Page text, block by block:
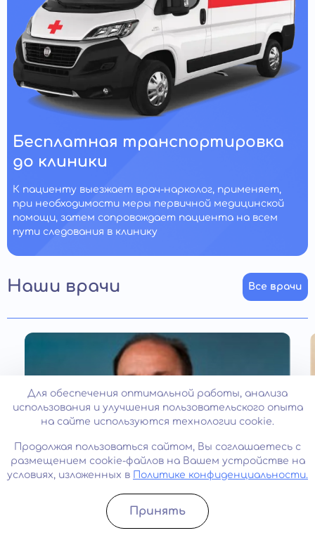
Бесплатная транспортировка
до клиники
К пациенту выезжает врач-нарколог, применяет,
при необходимости меры первичной медицинской
помощи, затем сопровождает пациента на всем
пути следования в клинику
Наши врачи Все врачи
Гладышев Виталий Николаевич
Записатьcя
Для обеспечения оптимальной работы, анализа
использования и улучшения пользовательского опыта
на сайте используются технологии cookie.
Продолжая пользоваться сайтом, Вы соглашаетесь с
размещением cookie-файлов на Вашем устройстве на
условиях, изложенных в
Политике конфиденциальности.
Принять